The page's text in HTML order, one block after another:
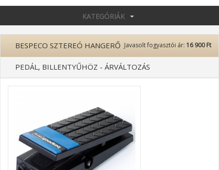
KATEGÓRIÁK
Javasolt fogyasztói ár: 16 900 Ft
BESPECO SZTEREÓ HANGERŐ
PEDÁL, BILLENTYŰHÖZ - ÁRVÁLTOZÁS